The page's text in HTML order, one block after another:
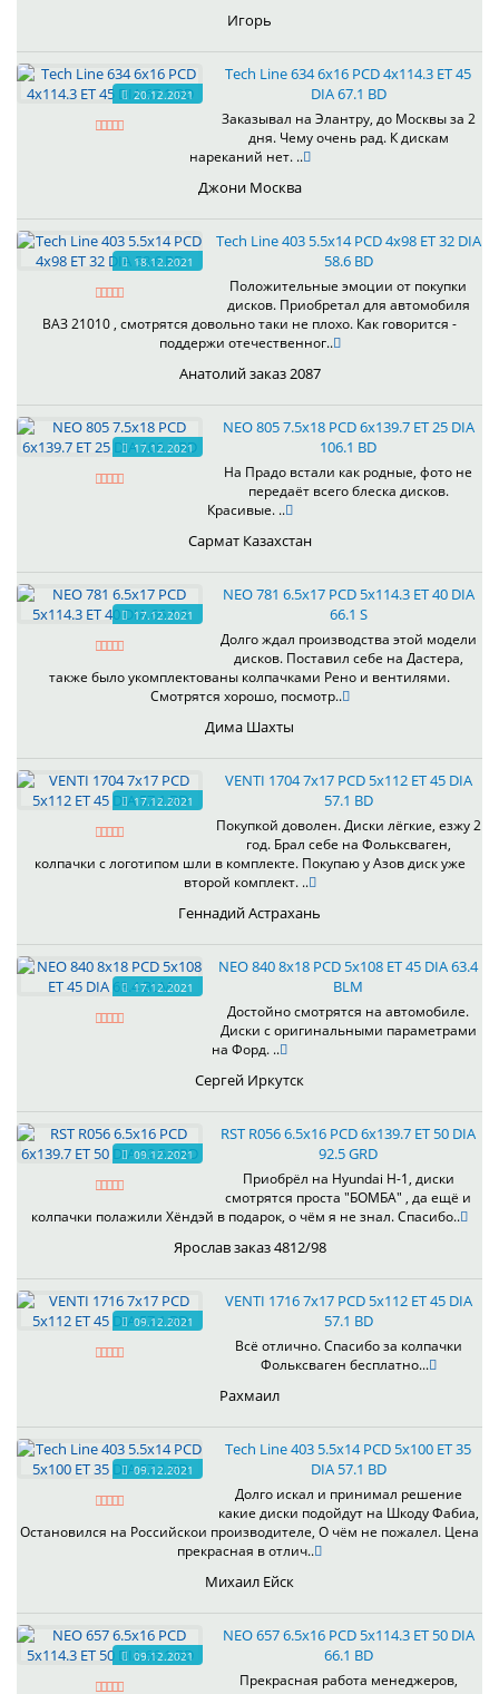
Игорь
20.12.2021
Tech Line 634 6x16 PCD 4x114.3 ET 45
DIA 67.1 BD
Заказывал на Элантру, до Москвы за 2
дня. Чему очень рад. К дискам
нареканий нет. ..
Джони Москва
18.12.2021
Tech Line 403 5.5x14 PCD 4x98 ET 32 DIA
58.6 BD
Положительные эмоции от покупки
дисков. Приобретал для автомобиля
ВАЗ 21010 , смотрятся довольно таки не плохо. Как говорится -
поддержи отечественног..
Анатолий заказ 2087
17.12.2021
NEO 805 7.5x18 PCD 6x139.7 ET 25 DIA
106.1 BD
На Прадо встали как родные, фото не
передаёт всего блеска дисков.
Красивые. ..
Сармат Казахстан
17.12.2021
NEO 781 6.5x17 PCD 5x114.3 ET 40 DIA
66.1 S
Долго ждал производства этой модели
дисков. Поставил себе на Дастера,
также было укомплектованы колпачками Рено и вентилями.
Смотрятся хорошо, посмотр..
Дима Шахты
17.12.2021
VENTI 1704 7x17 PCD 5x112 ET 45 DIA
57.1 BD
Покупкой доволен. Диски лёгкие, езжу 2
год. Брал себе на Фольксваген,
колпачки с логотипом шли в комплекте. Покупаю у Азов диск уже
второй комплект. ..
Геннадий Астрахань
17.12.2021
NEO 840 8x18 PCD 5x108 ET 45 DIA 63.4
BLM
Достойно смотрятся на автомобиле.
Диски с оригинальными параметрами
на Форд. ..
Сергей Иркутск
09.12.2021
RST R056 6.5x16 PCD 6x139.7 ET 50 DIA
92.5 GRD
Приобрёл на Hyundai H-1, диски
смотрятся проста "БОМБА" , да ещё и
колпачки полажили Хёндэй в подарок, о чём я не знал. Спасибо..
Ярослав заказ 4812/98
09.12.2021
VENTI 1716 7x17 PCD 5x112 ET 45 DIA
57.1 BD
Всё отлично. Спасибо за колпачки
Фольксваген бесплатно...
Рахмаил
09.12.2021
Tech Line 403 5.5x14 PCD 5x100 ET 35
DIA 57.1 BD
Долго искал и принимал решение
какие диски подойдут на Шкоду Фабиа,
Остановился на Российскои производителе, О чём не пожалел. Цена
прекрасная в отлич..
Михаил Ейск
09.12.2021
NEO 657 6.5x16 PCD 5x114.3 ET 50 DIA
66.1 BD
Прекрасная работа менеджеров,